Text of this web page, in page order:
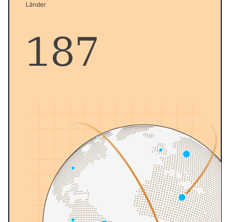
Länder
187